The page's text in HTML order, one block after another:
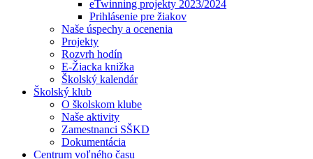
eTwinning projekty 2023/2024
Prihlásenie pre žiakov
Naše úspechy a ocenenia
Projekty
Rozvrh hodín
E-Žiacka knižka
Školský kalendár
Školský klub
O školskom klube
Naše aktivity
Zamestnanci SŠKD
Dokumentácia
Centrum voľného času